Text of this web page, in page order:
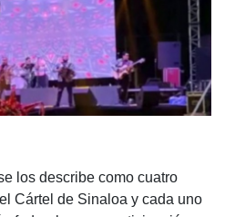
los describe como cuatro
Cártel de Sinaloa y cada uno